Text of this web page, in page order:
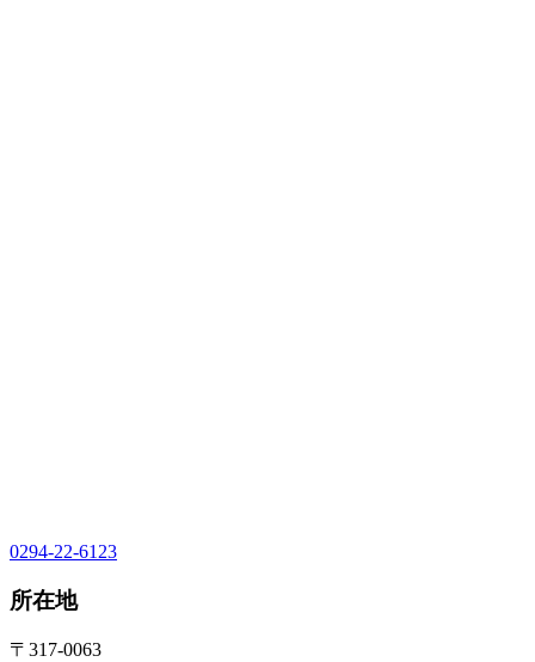
0294-22-6123
所在地
〒317-0063